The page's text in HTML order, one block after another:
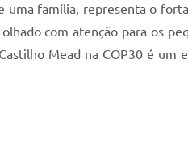
uma família, representa o
com atenção para os
Mead na COP30 é